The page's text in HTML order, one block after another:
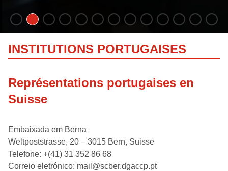
INSTITUTIONS PORTUGAISES
Représentations portugaises en
Suisse
Embaixada em Berna
Weltpoststrasse, 20 – 3015 Bern, Suisse
Telefone: +(41) 31 352 86 68
Correio eletrónico: mail@scber.dgaccp.pt